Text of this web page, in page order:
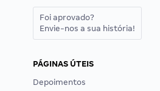
Foi aprovado?
Envie-nos a sua história!
PÁGINAS ÚTEIS
Depoimentos